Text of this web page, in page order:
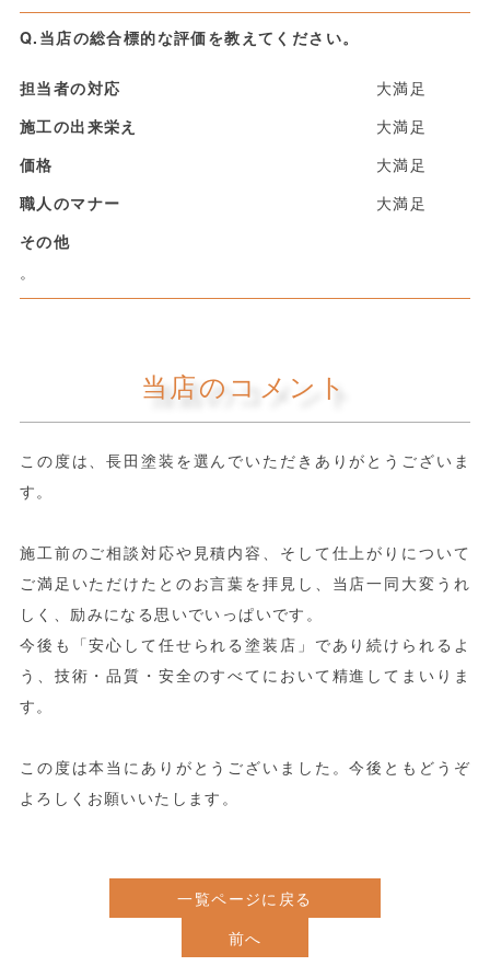
Q.当店の総合標的な評価を教えてください。
担当者の対応
大満足
施工の出来栄え
大満足
価格
大満足
職人のマナー
大満足
その他
。
当店のコメント
この度は、長田塗装を選んでいただきありがとうございま
す。
施工前のご相談対応や見積内容、そして仕上がりについて
ご満足いただけたとのお言葉を拝見し、当店一同大変うれ
しく、励みになる思いでいっぱいです。
今後も「安心して任せられる塗装店」であり続けられるよ
う、技術・品質・安全のすべてにおいて精進してまいりま
す。
この度は本当にありがとうございました。今後ともどうぞ
よろしくお願いいたします。
一覧ページに戻る
前へ